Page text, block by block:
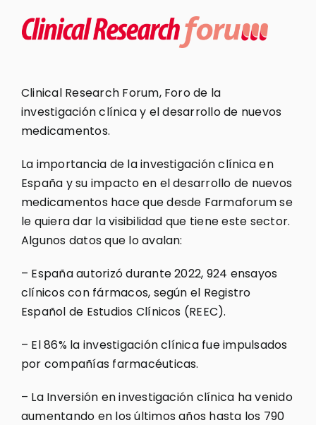
Clinical Research Forum, Foro de la
investigación clínica y el desarrollo de nuevos
medicamentos.
La importancia de la investigación clínica en
España y su impacto en el desarrollo de nuevos
medicamentos hace que desde Farmaforum se
le quiera dar la visibilidad que tiene este sector.
Algunos datos que lo avalan:
– España autorizó durante 2022, 924 ensayos
clínicos con fármacos, según el Registro
Español de Estudios Clínicos (REEC).
– El 86% la investigación clínica fue impulsados
por compañías farmacéuticas.
– La Inversión en investigación clínica ha venido
aumentando en los últimos años hasta los 790